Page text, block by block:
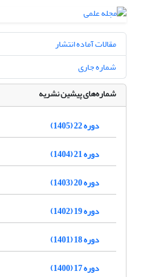
مقالات آماده انتشار
شماره جاری
شماره‌های پیشین نشریه
دوره 22 (1405)
دوره 21 (1404)
دوره 20 (1403)
دوره 19 (1402)
دوره 18 (1401)
دوره 17 (1400)